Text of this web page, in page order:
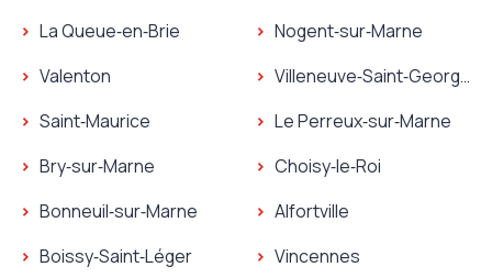
Plombier Ormesson‑sur‑Marne
La Queue‑en‑Brie
Plombier La Queue‑en‑Brie
Valenton
Plombier Valenton
Saint‑Maurice
Plombier Saint‑Maurice
Bry‑sur‑Marne
Plombier Bry‑sur‑Marne
Bonneuil‑sur‑Marne
Plombier Bonneuil‑sur‑Marne
Boissy‑Saint‑Léger
Plombier L'Haÿ‑les‑Roses
Nogent‑sur‑Marne
Plombier
Villeneuve‑Saint‑Georges
Plombier
Le Perreux‑sur‑Marne
Plombier Le
Choisy‑le‑Roi
Plombier Choisy‑le‑Roi
Alfortville
Vincennes